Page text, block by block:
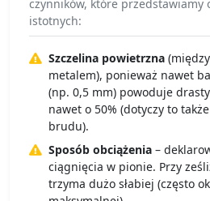
czynników, które przedstawiamy
istotnych:
Szczelina powietrzna
metalem), ponieważ nawet
(np. 0,5 mm) powoduje
nawet o 50% (dotyczy to
brudu).
Sposób obciążenia –
ciągnięcia w pionie. Przy
trzyma dużo słabiej (często